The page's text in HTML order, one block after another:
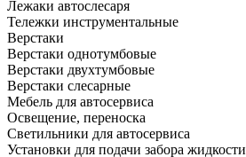
Лежаки автослесаря
Тележки инструментальные
Верстаки
Верстаки однотумбовые
Верстаки двухтумбовые
Верстаки слесарные
Мебель для автосервиса
Освещение, переноска
Светильники для автосервиса
Установки для подачи забора жидкости